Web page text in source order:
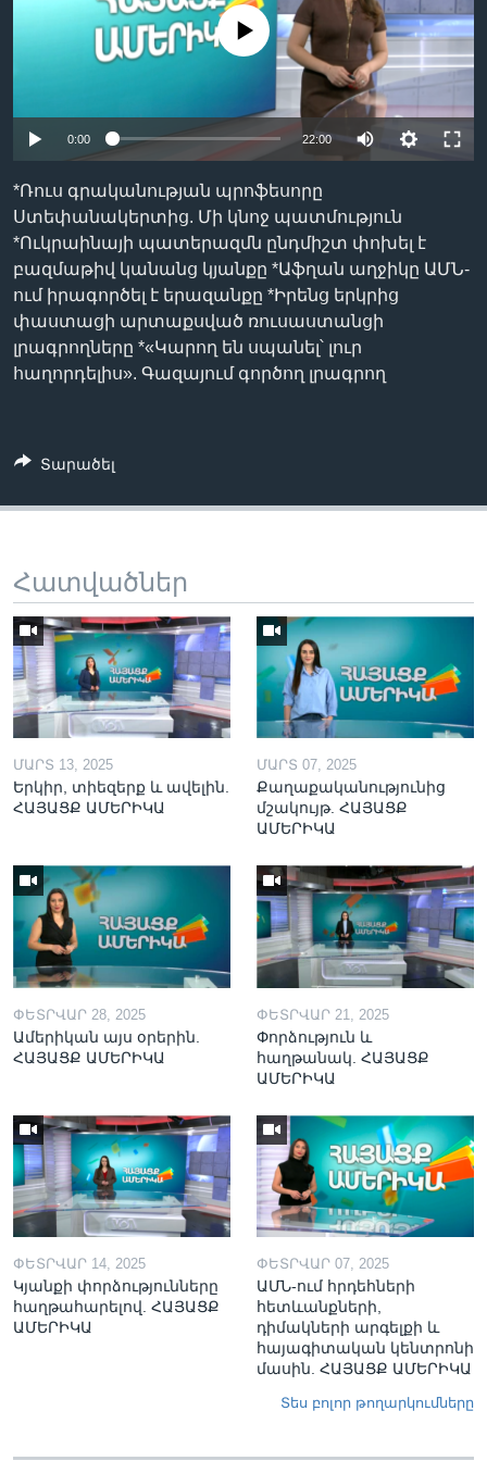
No media source currently available
0:00 22:00
*Ռուս գրականության պրոֆեսորը
Ստեփանակերտից. Մի կնոջ պատմություն
*Ուկրաինայի պատերազմն ընդմիշտ փոխել է
բազմաթիվ կանանց կյանքը *Աֆղան աղջիկը ԱՄՆ-
ում իրագործել է երազանքը *Իրենց երկրից
փաստացի արտաքսված ռուսաստանցի
լրագրողները *«Կարող են սպանել՝ լուր
հաղորդելիս». Գազայում գործող լրագրող
Տարածել
Հատվածներ
ՄԱՐՏ 13, 2025
Երկիր, տիեզերք և ավելին.
ՀԱՅԱՑՔ ԱՄԵՐԻԿԱ
ՄԱՐՏ 07, 2025
Քաղաքականությունից
մշակույթ. ՀԱՅԱՑՔ
ԱՄԵՐԻԿԱ
ՓԵՏՐՎԱՐ 28, 2025
Ամերիկան այս օրերին.
ՀԱՅԱՑՔ ԱՄԵՐԻԿԱ
ՓԵՏՐՎԱՐ 21, 2025
Փորձություն և
հաղթանակ. ՀԱՅԱՑՔ
ԱՄԵՐԻԿԱ
ՓԵՏՐՎԱՐ 14, 2025
Կյանքի փորձությունները
հաղթահարելով. ՀԱՅԱՑՔ
ԱՄԵՐԻԿԱ
ՓԵՏՐՎԱՐ 07, 2025
ԱՄՆ-ում հրդեհների
հետևանքների,
դիմակների արգելքի և
հայագիտական կենտրոնի
մասին. ՀԱՅԱՑՔ ԱՄԵՐԻԿԱ
Տես բոլոր թողարկումները